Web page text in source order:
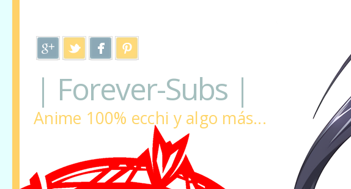
| Forever-Subs |
Anime 100% ecchi y algo más...